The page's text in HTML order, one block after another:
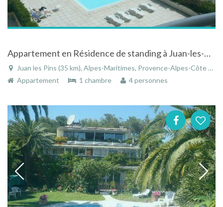
Appartement en Résidence de standing à Juan-les-Pins
Juan les Pins (35 km), Alpes-Maritimes, Provence-Alpes-Côte d'Azur, France
Appartement
1 chambre 4 personnes